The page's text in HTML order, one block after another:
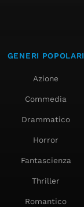
GENERI POPOLARI
Azione
Commedia
Drammatico
Horror
Fantascienza
Thriller
Romantico